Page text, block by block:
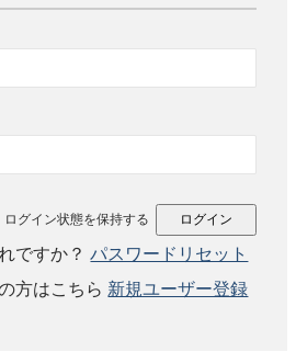
ログイン状態を保持する
ですか？パスワードリセット
方はこちら 新規ユーザー登録